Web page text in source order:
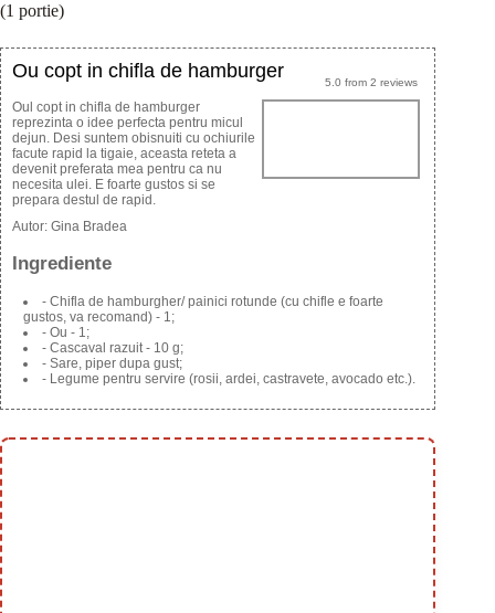
(1 portie)
5.0 from 2 reviews
Ou copt in chifla de hamburger
Oul copt in chifla de hamburger
reprezinta o idee perfecta pentru micul
dejun. Desi suntem obisnuiti cu ochiurile
facute rapid la tigaie, aceasta reteta a
devenit preferata mea pentru ca nu
necesita ulei. E foarte gustos si se
prepara destul de rapid.
Autor: Gina Bradea
Ingrediente
- Chifla de hamburgher/ painici rotunde (cu chifle e foarte
gustos, va recomand) - 1;
- Ou - 1;
- Cascaval razuit - 10 g;
- Sare, piper dupa gust;
- Legume pentru servire (rosii, ardei, castravete, avocado etc.).